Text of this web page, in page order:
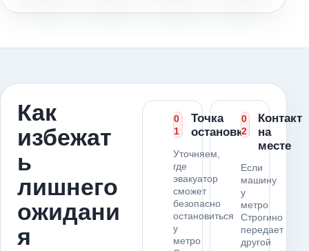
Как
избежат
ь
лишнего
ожидани
я
0
1
Точка
остановки
Уточняем,
где
эвакуатор
сможет
безопасно
остановиться
у
метро
0
2
Контакт
на
месте
Если
машину
у
метро
Строгино
передает
другой